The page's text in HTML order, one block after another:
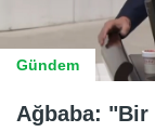
Gündem
Ağbaba: "Bir